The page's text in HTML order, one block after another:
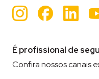
Instagram
É profissional de
Confira nossos canais